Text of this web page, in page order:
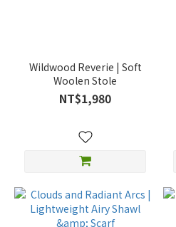
Wildwood Reverie | Soft
Woolen Stole
NT$1,980